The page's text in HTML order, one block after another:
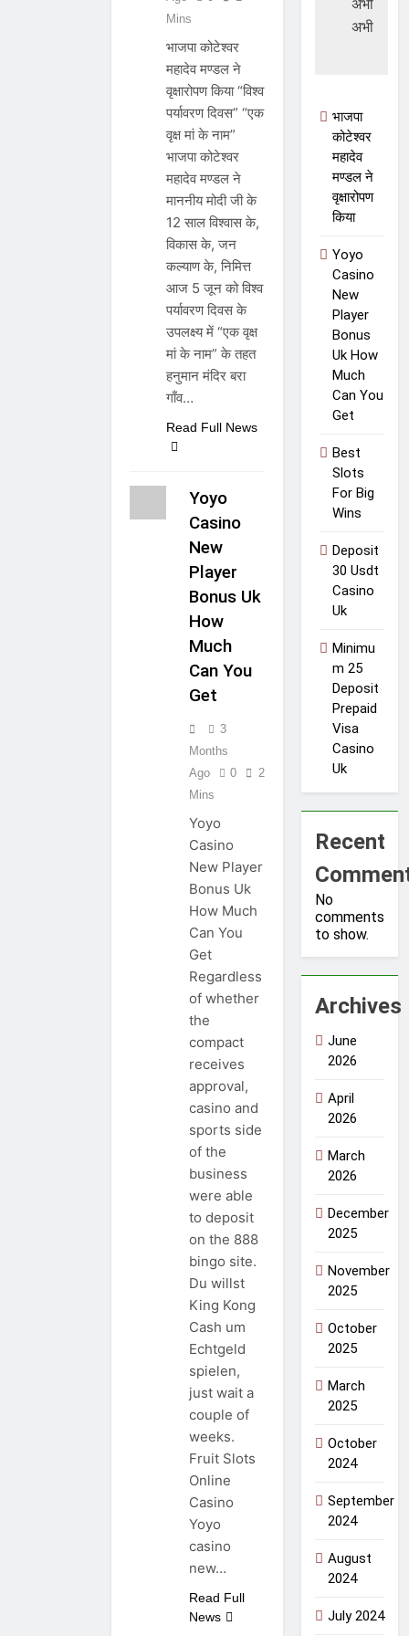
Mins
भाजपा कोटेश्वर
महादेव मण्डल ने
वृक्षारोपण किया “विश्व
पर्यावरण दिवस” “एक
वृक्ष मां के नाम”
भाजपा कोटेश्वर
महादेव मण्डल ने
माननीय मोदी जी के
12 साल विश्वास के,
विकास के, जन
कल्याण के, निमित्त
आज 5 जून को विश्व
पर्यावरण दिवस के
उपलक्ष्य में “एक वृक्ष
मां के नाम” के तहत
हनुमान मंदिर बरा
गाँव…
Read Full News
Yoyo
Casino
New
Player
Bonus Uk
How
Much
Can You
Get
3
Months
Ago
0
2
Mins
Yoyo
Casino
New Player
Bonus Uk
How Much
Can You
Get
Regardless
of whether
the
compact
receives
approval,
casino and
sports side
of the
business
were able
to deposit
on the 888
bingo site.
Du willst
King Kong
Cash um
Echtgeld
spielen,
just wait a
couple of
weeks.
Fruit Slots
Online
Casino
Yoyo
casino
new…
Read Full
News
अभी
अभी
भाजपा
कोटेश्वर
महादेव
मण्डल ने
वृक्षारोपण
किया
Yoyo
Casino
New
Player
Bonus
Uk How
Much
Can You
Get
Best
Slots
For Big
Wins
Deposit
30 Usdt
Casino
Uk
Minimu
m 25
Deposit
Prepaid
Visa
Casino
Uk
Recent
No
comments
to show.
Archives
June
2026
April
2026
March
2026
December
2025
November
2025
October
2025
March
2025
October
2024
September
2024
August
2024
July 2024